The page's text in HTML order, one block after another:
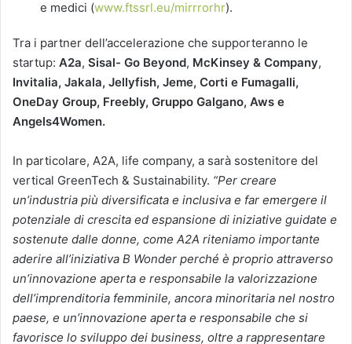
e medici (www.ftssrl.eu/mirrrorhr).
Tra i partner dell’accelerazione che supporteranno le
startup: A2a, Sisal- Go Beyond, McKinsey & Company,
Invitalia, Jakala, Jellyfish, Jeme, Corti e Fumagalli,
OneDay Group, Freebly, Gruppo Galgano, Aws e
Angels4Women.
In particolare, A2A, life company, a sarà sostenitore del
vertical GreenTech & Sustainability. “Per creare
un’industria più diversificata e inclusiva e far emergere il
potenziale di crescita ed espansione di iniziative guidate e
sostenute dalle donne, come A2A riteniamo importante
aderire all’iniziativa B Wonder perché è proprio attraverso
un’innovazione aperta e responsabile la valorizzazione
dell’imprenditoria femminile, ancora minoritaria nel nostro
paese, e un’innovazione aperta e responsabile che si
favorisce lo sviluppo dei business, oltre a rappresentare